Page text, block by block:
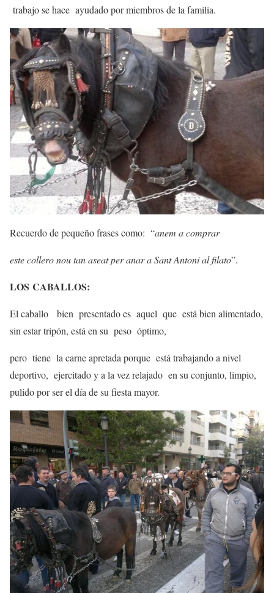
trabajo se hace ayudado por miembros de la familia.
Recuerdo de pequeño frases como: “anem a comprar
este collero nou tan aseat per anar a Sant Antoni al filato”.
LOS CABALLOS:
El caballo bien presentado es aquel que está bien alimentado,
sin estar tripón, está en su peso óptimo,
pero tiene la carne apretada porque está trabajando a nivel
deportivo, ejercitado y a la vez relajado en su conjunto, limpio,
pulido por ser el día de su fiesta mayor.